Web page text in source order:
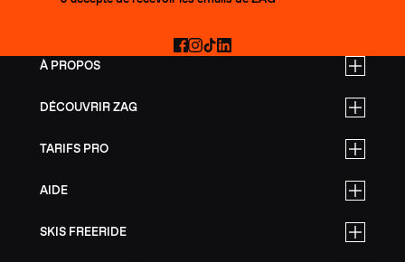
À PROPOS
DÉCOUVRIR ZAG
TARIFS PRO
AIDE
SKIS FREERIDE
Facebook
Instagram
TikTokLinkedIn